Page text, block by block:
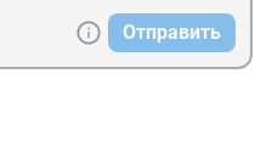
Отправить